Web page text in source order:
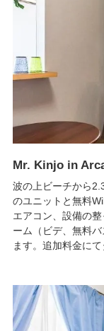
Mr. Kinjo in
波の上ビーチから
のユニットと無料
エアコン、設備の
ーム（ビデ、無料
ます。追加料金に